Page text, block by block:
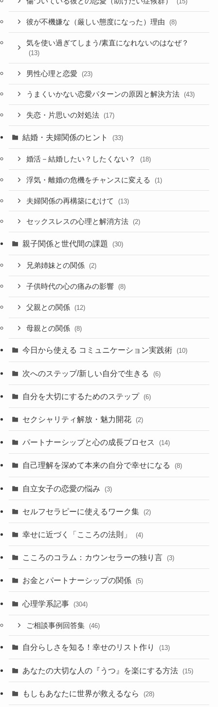
彼が不機嫌な（厳しい態度になった）理由 (8)
気を使い過ぎてしまう/素直になれないのはなぜ？
(13)
男性心理と恋愛 (23)
うまくいかない恋愛パターンの原因と解決方法 (43)
失恋・片思いの対処法 (17)
結婚・夫婦関係のヒント (33)
婚活－結婚したい？したくない？ (18)
浮気・離婚の危機をチャンスに変える (1)
夫婦関係の再構築にむけて (13)
セックスレスの心理と解消方法 (2)
親子関係と世代間の課題 (30)
兄弟姉妹との関係 (2)
子供時代の心の痛みの影響 (8)
父親との関係 (12)
母親との関係 (8)
今日から使える コミュニケーション実践術 (10)
次へのステップ/新しい自分で生きる (6)
自分を大切にするためのステップ (6)
セクシャリティ解放・魅力開花 (2)
パートナーシップと心の成長プロセス (14)
自己理解を深めて本来の自分で幸せになる (8)
自立女子の恋愛の悩み (3)
セルフセラピーに使えるワーク集 (2)
幸せに近づく「こころの法則」 (4)
こころのコラム：カウンセラーの独り言 (3)
お金とパートナーシップの関係 (5)
心理学系記事 (304)
ご相談事例回答集 (46)
自分らしさを知る！幸せのリスト作り (13)
あなたの大切な人の『うつ』を楽にする方法 (15)
もしもあなたに世界が救えるなら (28)